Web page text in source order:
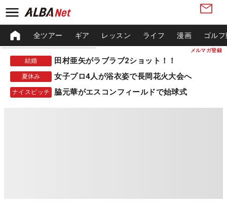
メルマガ登録
全ツアー ギア レッスン ライフ 漫画 ゴル
結婚 田村亜矢がラブラブ2ショット！！
夏休み 女子プロ4人が浴衣姿で長岡花火大会へ
ナイスピッチ 脇元華がエスコンフィールドで始球式